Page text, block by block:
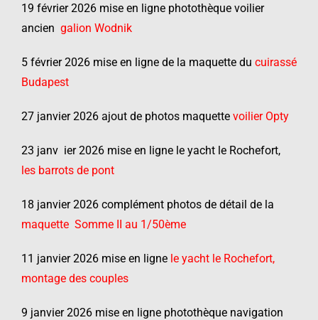
19 février 2026 mise en ligne photothèque voilier
ancien galion Wodnik
5 février 2026 mise en ligne de la maquette du cuirassé
Budapest
27 janvier 2026 ajout de photos maquette voilier Opty
23 janv ier 2026 mise en ligne le yacht le Rochefort,
les barrots de pont
18 janvier 2026 complément photos de détail de la
maquette Somme II au 1/50ème
11 janvier 2026 mise en ligne le yacht le Rochefort,
montage des couples
9 janvier 2026 mise en ligne photothèque navigation